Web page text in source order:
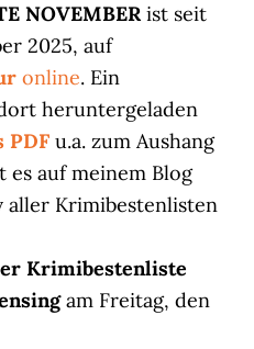
NOVEMBERist seit
2025, auf
online. Ein
heruntergeladen
PDFu.a. zum Aushang
es auf meinem Blog
aller Krimibestenlisten
Krimibestenliste
am Freitag, den